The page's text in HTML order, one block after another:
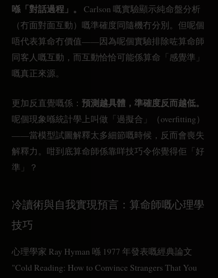
喺「對話過程」。
Carlson 嘅實驗顯示純命盤分析
（冇面對面互動）嘅準確度同隨機冇分別。但呢個
唔代表算命冇價值——因為呢個實驗排除咗算命師
同客人嘅互動，而互動恰恰可能係算命「感覺準」
嘅真正來源。
更加反直覺嘅係： 預測越具體，準確度反而越低。
呢個現象喺統計學上叫做「過擬合」（overfitting）
——當模型試圖解釋太多細節嘅時候，反而會喪失
解釋力。咁到底算命師係靠咩技巧令你覺得佢「好
準」？
冷讀術與自我實現預言：算命師嘅心理學
技巧
心理學家 Ray Hyman 喺 1977 年發表嘅經典論文
"Cold Reading: How to Convince Strangers That You